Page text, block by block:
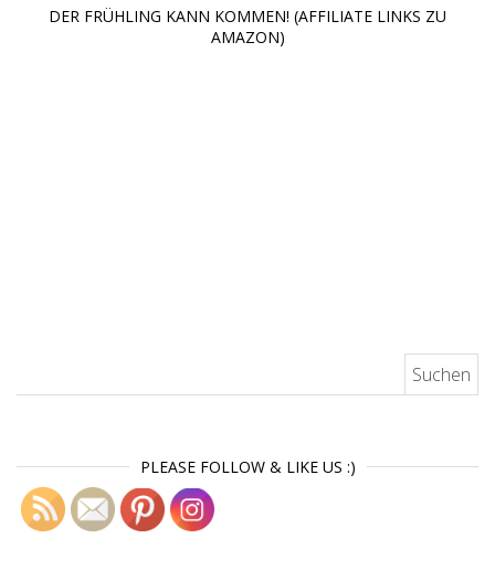
DER FRÜHLING KANN KOMMEN! (AFFILIATE LINKS ZU
AMAZON)
PLEASE FOLLOW & LIKE US :)